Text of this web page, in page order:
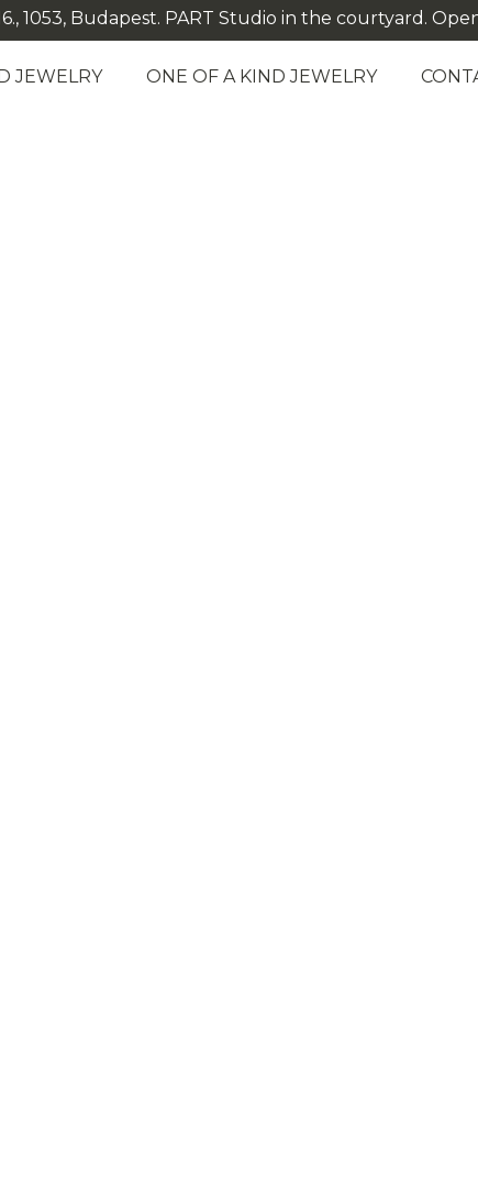
1053, Budapest. PART Studio in the courtyard. Open:
JEWELRY ONE OF A KIND JEWELRY